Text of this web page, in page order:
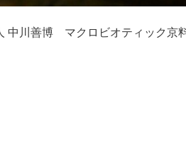
中川善博 マクロビオティック京